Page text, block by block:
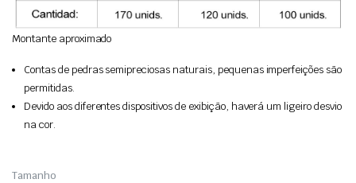
Montante aproximado
Contas de pedras semipreciosas naturais, pequenas imperfeições são
permitidas.
Devido aos diferentes dispositivos de exibição, haverá um ligeiro desvio
na cor.
Tamanho